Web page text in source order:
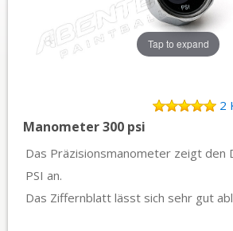
Tap to expand
2
Manometer 300 psi
Das Präzisionsmanometer zeigt den
PSI an.
Das Ziffernblatt lässt sich sehr gut